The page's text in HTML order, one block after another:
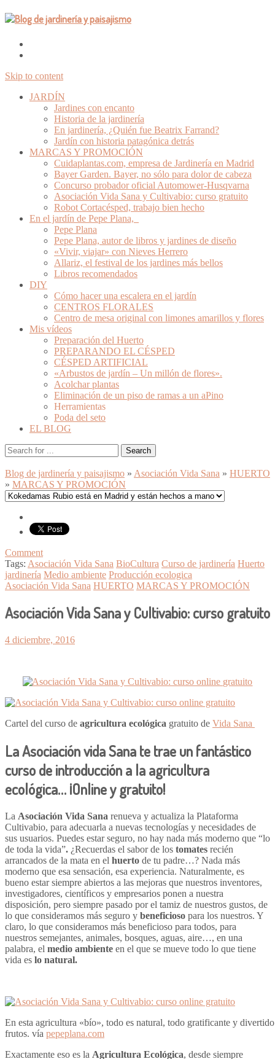
Skip to content
JARDÍN
Jardines con encanto
Historia de la jardinería
En jardinería, ¿Quién fue Beatrix Farrand?
Jardín con historia patagónica detrás
MARCAS Y PROMOCIÓN
Cuidaplantas.com, empresa de Jardinería en Madrid
Bayer Garden. Bayer, no sólo para dolor de cabeza
Concurso probador oficial Automower-Husqvarna
Asociación Vida Sana y Cultivabio: curso gratuito
Robot Cortacésped, trabajo bien hecho
En el jardín de Pepe Plana,
Pepe Plana
Pepe Plana, autor de libros y jardines de diseño
«Vivir, viajar» con Nieves Herrero
Allariz, el festival de los jardines más bellos
Libros recomendados
DIY
Cómo hacer una escalera en el jardín
CENTROS FLORALES
Centro de mesa original con limones amarillos y flores
Mis vídeos
Preparación del Huerto
PREPARANDO EL CÉSPED
CÉSPED ARTIFICIAL
«Arbustos de jardín – Un millón de flores».
Acolchar plantas
Eliminación de un piso de ramas a un aPino
Herramientas
Poda del seto
EL BLOG
Blog de jardinería y paisajismo » Asociación Vida Sana » HUERTO
» MARCAS Y PROMOCIÓN
Comment
Tags: Asociación Vida Sana BioCultura Curso de jardinería Huerto
jardinería Medio ambiente Producción ecologica
Asociación Vida Sana HUERTO MARCAS Y PROMOCIÓN
Asociación Vida Sana y Cultivabio: curso gratuito
4 diciembre, 2016
Cartel del curso de agricultura ecológica gratuito de Vida Sana
La Asociación vida Sana te trae un fantástico
curso de introducción a la agricultura
ecológica…¡Online y gratuito!
La Asociación Vida Sana renueva y actualiza la Plataforma
Cultivabio, para adecuarla a nuevas tecnologías y necesidades de
sus usuarios. Puedes estar seguro, no hay nada más moderno que “lo
de toda la vida”. ¿Recuerdas el sabor de los tomates recién
arrancados de la mata en el huerto de tu padre…? Nada más
moderno que esa sensación, esa experiencia. Naturalmente, es
bueno estar siempre abiertos a las mejoras que nuestros inventores,
investigadores, científicos y empresarios ponen a nuestra
disposición, pero siempre pasado por el tamiz de nuestros gustos, de
lo que consideramos más seguro y beneficioso para los nuestros. Y
claro, lo que consideramos más beneficioso para todos, para
nuestros semejantes, animales, bosques, aguas, aire…, en una
palabra, el medio ambiente en el que se mueve todo lo que tiene
vida es lo natural.
En esta agricultura «bío», todo es natural, todo gratificante y
frutos. vía pepeplana.com
Exactamente eso es la Agricultura Ecológica, desde siempre